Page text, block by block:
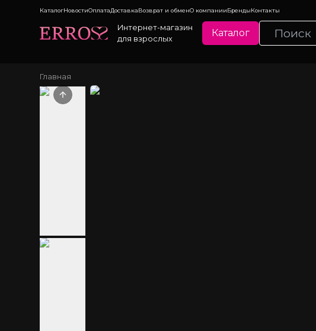
КаталогНовостиОплатаДоставкаВозврат и обменО компанииБрендыКонтакты
Интернет-магазин
для взрослых
Каталог
Главная
Previous slide